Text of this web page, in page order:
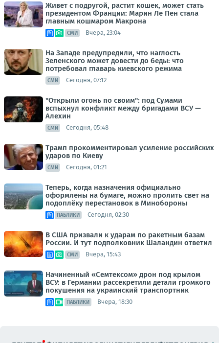
Живет с подругой, растит кошек, может стать
президентом Франции: Марин Ле Пен стала
главным кошмаром Макрона
СМИ Вчера, 23:04
На Западе предупредили, что наглость
Зеленского может довести до беды: что
потребовал главарь киевского режима
СМИ Сегодня, 07:12
"Открыли огонь по своим": под Сумами
вспыхнул конфликт между бригадами ВСУ —
Алехин
СМИ Сегодня, 05:48
Трамп прокомментировал усиление российских
ударов по Киеву
СМИ Сегодня, 01:21
Теперь, когда назначения официально
оформлены на бумаге, можно пролить свет на
подоплёку перестановок в Минобороны
ПАБЛИКИ Сегодня, 02:30
В США призвали к ударам по ракетным базам
России. И тут подполковник Шаландин ответил
СМИ Вчера, 15:43
Начиненный «Семтексом» дрон под крылом
ВСУ: в Германии рассекретили детали громкого
покушения на украинский транспортник
ПАБЛИКИ Вчера, 18:30